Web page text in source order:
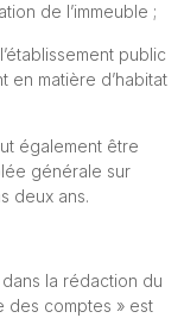
de l’immeuble ;
public
en matière d’habitat
également être
générale sur
deux ans.
la rédaction du
des comptes » est